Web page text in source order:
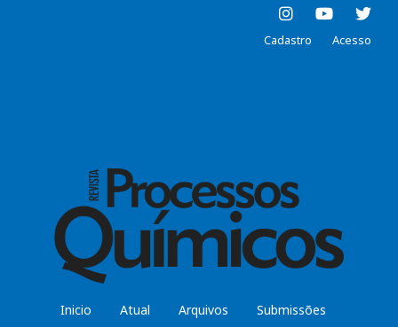
Inicio Atual Arquivos Submissões
Cadastro Acesso